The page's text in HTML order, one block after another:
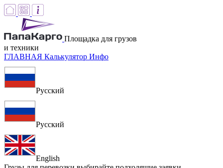
Площадка для грузов
и техники
ГЛАВНАЯ Калькулятор Инфо
Русский
Русский
English